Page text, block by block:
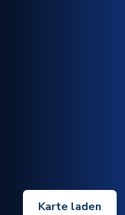
Karte laden